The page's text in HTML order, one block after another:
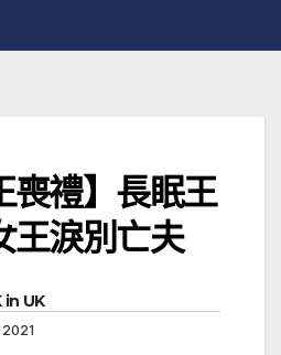
喪禮】長眠王
王淚別亡夫
in UK